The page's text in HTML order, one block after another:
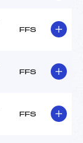
FFS
FFS
FFS